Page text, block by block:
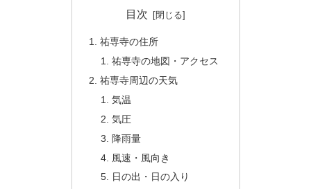
目次
祐専寺の住所
祐専寺の地図・アクセス
祐専寺周辺の天気
気温
気圧
降雨量
風速・風向き
日の出・日の入り